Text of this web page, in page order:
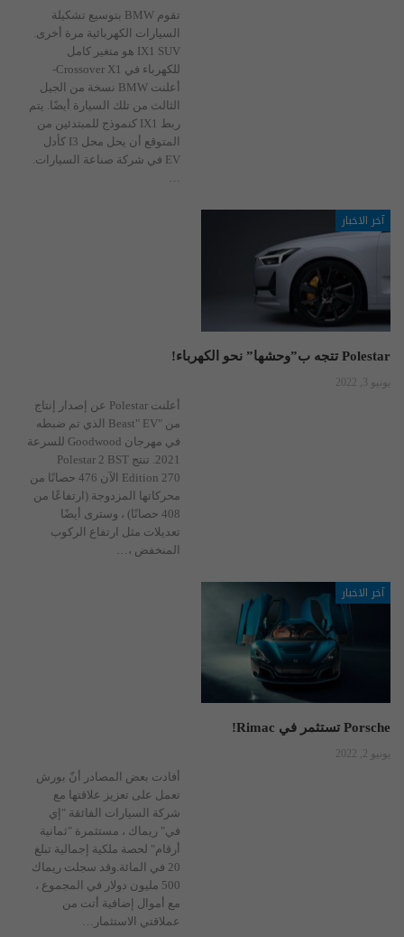
تقوم BMW بتوسيع تشكيلة
السيارات الكهربائية مرة أخرى.
IX1 SUV هو متغير كامل
للكهرباء في Crossover X1-
أعلنت BMW نسخة من الجيل
الثالث من تلك السيارة أيضًا. يتم
ربط IX1 كنموذج للمبتدئين من
المتوقع أن يحل محل I3 كأدل
EV في شركة صناعة السيارات.
…
آخر الاخبار
Polestar تتجه ب”وحشها” نحو الكهرباء!
يونيو 3, 2022
أعلنت Polestar عن إصدار إنتاج
من "Beast" EV الذي تم ضبطه
في مهرجان Goodwood للسرعة
2021. تنتج Polestar 2 BST
Edition 270 الآن 476 حصانًا من
محركاتها المزدوجة (ارتفاعًا من
408 حصانًا) ، وسترى أيضًا
تعديلات مثل ارتفاع الركوب
المنخفض ،
آخر الاخبار
Porsche تستثمر في Rimac!
يونيو 2, 2022
أفادت بعض المصادر أنّ بورش
تعمل على تعزيز علاقتها مع
شركة السيارات الفائقة "إي
في" ريماك ، مستثمرة "ثمانية
أرقام" لحصة ملكية إجمالية تبلغ
20 في المائة.وقد سجلت ريماك
500 مليون دولار في المجموع ،
مع أموال إضافية أتت من
عملاقتي الاستثمار …